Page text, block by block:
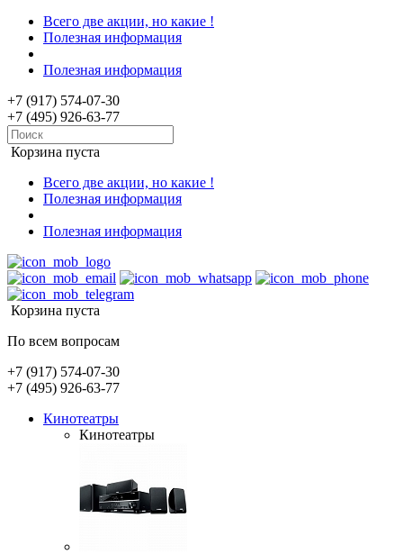
Всего две акции, но какие !
Полезная информация
Полезная информация
+7 (917) 574-07-30
+7 (495) 926-63-77
Корзина пуста
Всего две акции, но какие !
Полезная информация
Полезная информация
Корзина пуста
По всем вопросам
+7 (917) 574-07-30
+7 (495) 926-63-77
Кинотеатры
Кинотеатры